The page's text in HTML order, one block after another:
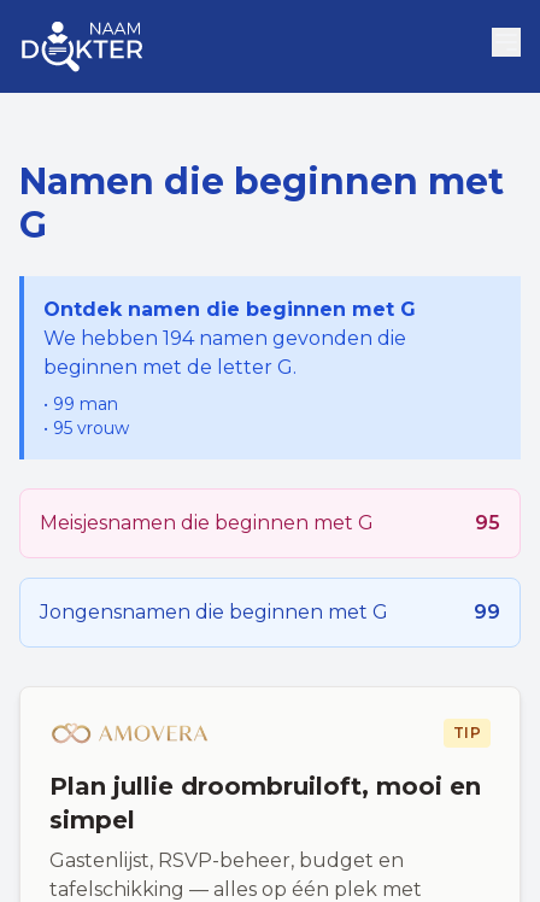
Namen die beginnen met
G
Ontdek namen die beginnen met G
We hebben 194namen gevonden die
beginnen met de letter G.
• 99 man
• 95 vrouw
Meisjesnamen die beginnen met G 95
Jongensnamen die beginnen met G 99
TIP
Plan jullie droombruiloft, mooi en
simpel
Gastenlijst, RSVP-beheer, budget en
tafelschikking — alles op één plek met